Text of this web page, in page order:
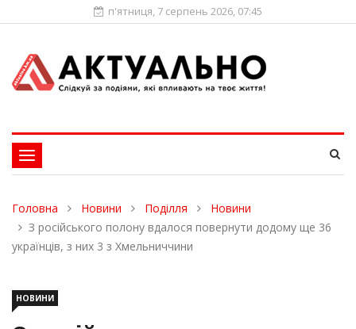
п'ятниця, 7 серпень 2026, 07:45
Toggle
navigation
Головна Новини Поділля
Новини
З російського полону вдалося повернути додому ще 36
українців, з них 3 з Хмельниччини
НОВИНИ